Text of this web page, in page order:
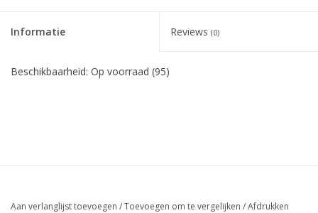
Informatie Reviews (0)
Beschikbaarheid: Op voorraad (95)
Aan verlanglijst toevoegen /Toevoegen om te vergelijken /Afdrukken